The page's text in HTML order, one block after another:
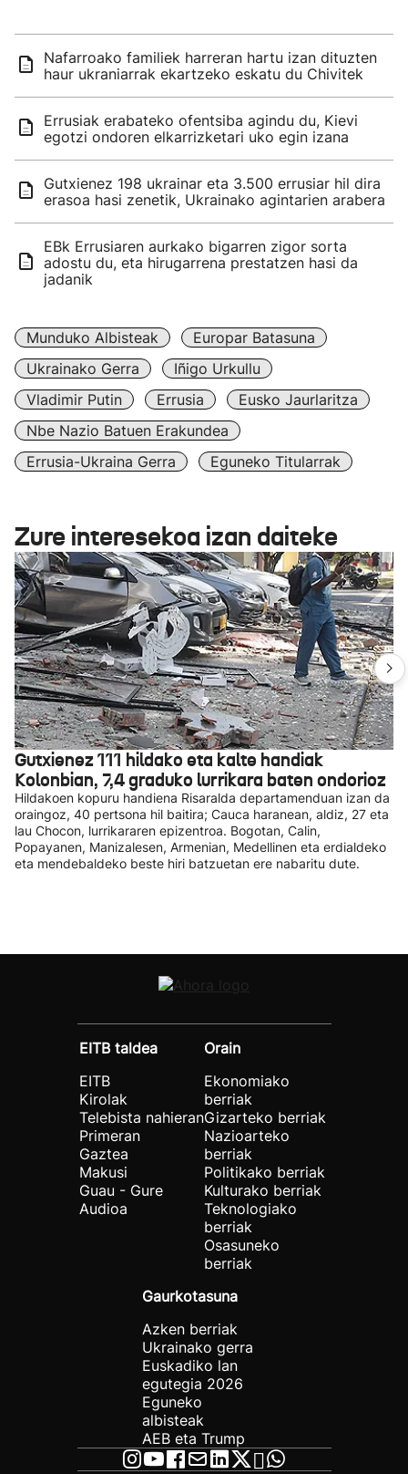
Nafarroako familiek harreran hartu izan dituzten
haur ukraniarrak ekartzeko eskatu du Chivitek
Errusiak erabateko ofentsiba agindu du, Kievi
egotzi ondoren elkarrizketari uko egin izana
Gutxienez 198 ukrainar eta 3.500 errusiar hil dira
erasoa hasi zenetik, Ukrainako agintarien arabera
EBk Errusiaren aurkako bigarren zigor sorta
adostu du, eta hirugarrena prestatzen hasi da
jadanik
Munduko Albisteak
Europar Batasuna
Ukrainako Gerra
Iñigo Urkullu
Vladimir Putin
Errusia
Eusko Jaurlaritza
Nbe Nazio Batuen Erakundea
Errusia-Ukraina Gerra
Eguneko Titularrak
Zure interesekoa izan daiteke
Gutxienez 111 hildako eta kalte handiak
Kolonbian, 7,4 graduko lurrikara baten ondorioz
Hildakoen kopuru handiena Risaralda departamenduan izan da
oraingoz, 40 pertsona hil baitira; Cauca haranean, aldiz, 27 eta
lau Chocon, lurrikararen epizentroa. Bogotan, Calin,
Popayanen, Manizalesen, Armenian, Medellinen eta erdialdeko
eta mendebaldeko beste hiri batzuetan ere nabaritu dute.
EITB taldea
EITB
Kirolak
Telebista nahieran
Primeran
Gaztea
Makusi
Guau - Gure
Audioa
Orain
Ekonomiako
berriak
Gizarteko berriak
Nazioarteko
berriak
Politikako berriak
Kulturako berriak
Teknologiako
berriak
Osasuneko
berriak
Gaurkotasuna
Azken berriak
Ukrainako gerra
Euskadiko lan
egutegia 2026
Eguneko
albisteak
AEB eta Trump